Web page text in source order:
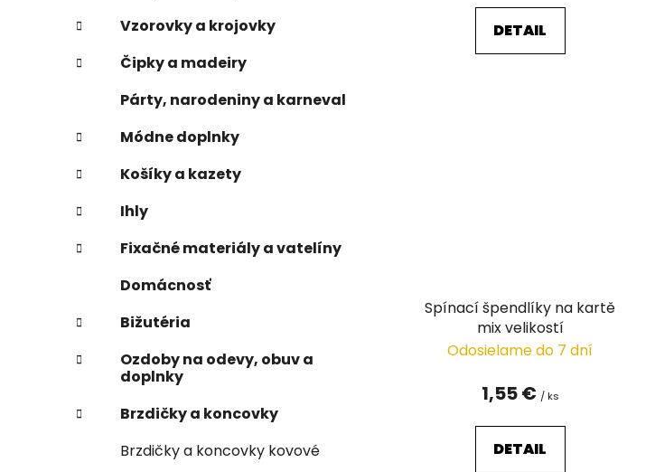
Vzorovky a krojovky
Čipky a madeiry
Párty, narodeniny a karneval
Módne doplnky
Košíky a kazety
Ihly
Fixačné materiály a vatelíny
Domácnosť
Bižutéria
Ozdoby na odevy, obuv a
doplnky
Brzdičky a koncovky
Brzdičky a koncovky kovové
DETAIL
Spínací špendlíky na kartě
mix velikostí
Odosielame do 7 dní
1,55 € / ks
DETAIL